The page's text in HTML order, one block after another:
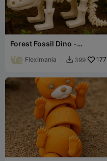
Forest Fossil Dino -
Fleximania  399 177